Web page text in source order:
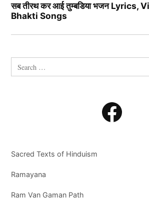
सब तीरथ कर आई तुम्बडिया भजन Lyrics,
Bhakti Songs
Search
for:
Sacred Texts of Hinduism
Ramayana
Ram Van Gaman Path